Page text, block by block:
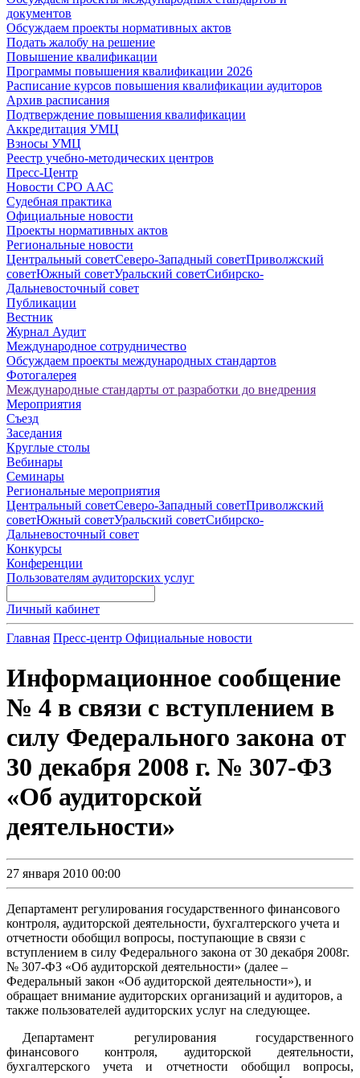
документов
Обсуждаем проекты нормативных актов
Подать жалобу на решение
Повышение квалификации
Программы повышения квалификации 2026
Расписание курсов повышения квалификации аудиторов
Архив расписания
Подтверждение повышения квалификации
Аккредитация УМЦ
Взносы УМЦ
Реестр учебно-методических центров
Пресс-Центр
Новости СРО ААС
Судебная практика
Официальные новости
Проекты нормативных актов
Региональные новости
Центральный советСеверо-Западный советПриволжский
советЮжный советУральский советСибирско-
Дальневосточный совет
Публикации
Вестник
Журнал Аудит
Международное сотрудничество
Обсуждаем проекты международных стандартов
Фотогалерея
Международные стандарты от разработки до внедрения
Мероприятия
Съезд
Заседания
Круглые столы
Вебинары
Семинары
Региональные мероприятия
Центральный советСеверо-Западный советПриволжский
советЮжный советУральский советСибирско-
Дальневосточный совет
Конкурсы
Конференции
Пользователям аудиторских услуг
Личный кабинет
Главная Пресс-центр Официальные новости
Информационное сообщение
№ 4 в связи с вступлением в
силу Федерального закона от
30 декабря 2008 г. № 307-ФЗ
«Об аудиторской
деятельности»
27 января 2010 00:00
Департамент регулирования государственного финансового
контроля, аудиторской деятельности, бухгалтерского учета и
отчетности обобщил вопросы, поступающие в связи с
вступлением в силу Федерального закона от 30 декабря 2008г.
№ 307-ФЗ «Об аудиторской деятельности» (далее –
Федеральный закон «Об аудиторской деятельности»), и
обращает внимание аудиторских организаций и аудиторов, а
также пользователей аудиторских услуг на следующее.
Департамент регулирования государственного
финансового контроля, аудиторской деятельности,
бухгалтерского учета и отчетности обобщил вопросы,